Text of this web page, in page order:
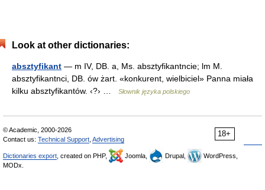
Look at other dictionaries:
absztyfikant — m IV, DB. a, Ms. absztyfikantncie; lm M.
absztyfikantnci, DB. ów żart. «konkurent, wielbiciel» Panna miała
kilku absztyfikantów. ‹?› …
Słownik języka polskiego
18+
© Academic, 2000-2026
Contact us: Technical Support Advertising
Dictionaries export , created on PHP, Joomla, Drupal,
WordPress,
MODx.